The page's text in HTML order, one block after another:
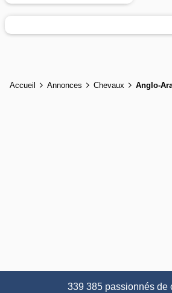
Accueil Annonces Chevaux Anglo-
339 385 passionnés de